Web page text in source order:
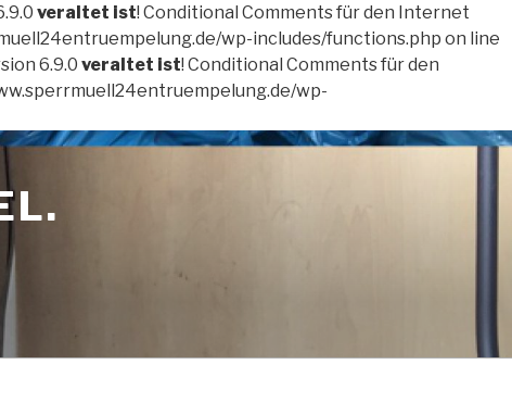
veraltet ist! Conditional Comments für den Internet
wp-includes/functions.php on line
6.9.0 veraltet ist! Conditional Comments für den
wp-